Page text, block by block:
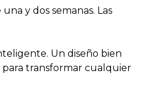
y dos semanas. Las
Un diseño bien
para transformar cualquier